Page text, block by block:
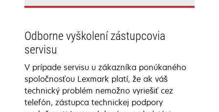
Odborne vyškolení zástupcovia
servisu
V prípade servisu u zákazníka ponúkaného
spoločnosťou Lexmark platí, že ak váš
technický problém nemožno vyriešiť cez
telefón, zástupca technickej podpory